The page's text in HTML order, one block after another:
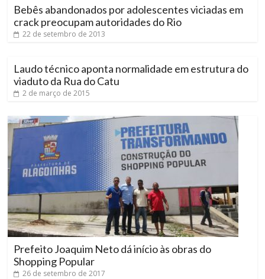
Bebês abandonados por adolescentes viciadas em
crack preocupam autoridades do Rio
22 de setembro de 2013
Laudo técnico aponta normalidade em estrutura do
viaduto da Rua do Catu
2 de março de 2015
Prefeito Joaquim Neto dá início às obras do
Shopping Popular
26 de setembro de 2017